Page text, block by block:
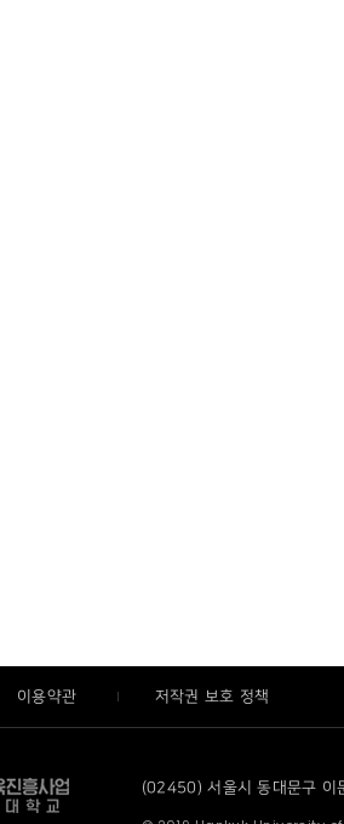
이용약관 저작권 보호 정책
(02450) 서울시 동대문구